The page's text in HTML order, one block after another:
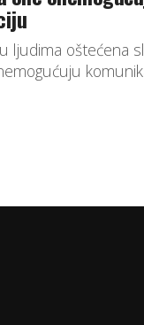
ljudima oštećena